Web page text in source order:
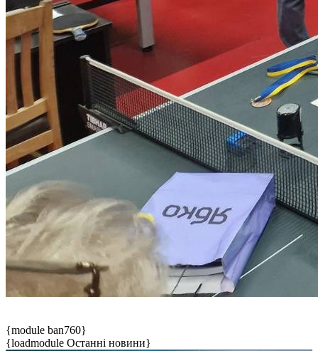
{module ban760}
{loadmodule Останні новини}